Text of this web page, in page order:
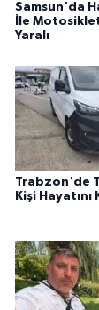
Samsun'da
İle Motosiklet
Yaralı
Trabzon'de
Kişi